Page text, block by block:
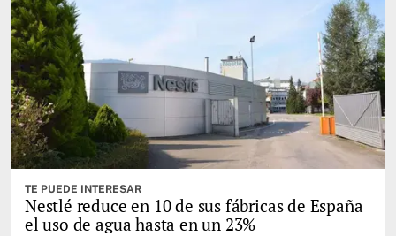
TE PUEDE INTERESAR
Nestlé reduce en 10 de sus fábricas de España
el uso de agua hasta en un 23%